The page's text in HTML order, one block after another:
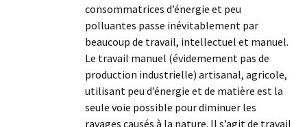
consommatrices d’énergie et peu
polluantes passe inévitablement par
beaucoup de travail, intellectuel et manuel.
Le travail manuel (évidemement pas de
production industrielle) artisanal, agricole,
utilisant peu d’énergie et de matière est la
seule voie possible pour diminuer les
ravages causés à la nature. Il s’agit de travail